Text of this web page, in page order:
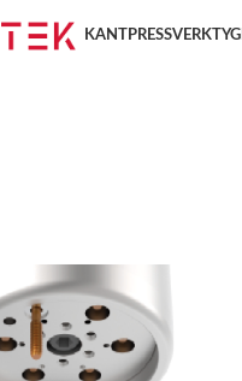
KANTPRESSVERKTYG